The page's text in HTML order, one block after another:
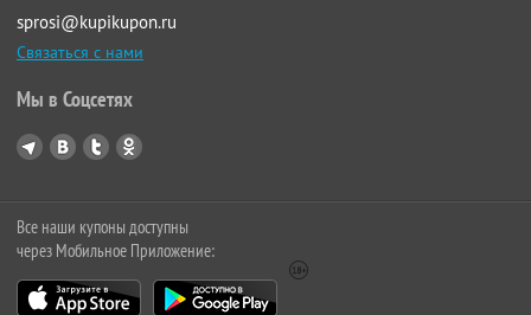
sprosi@kupikupon.ru
Связаться с нами
Мы в Соцсетях
Все наши купоны доступны
через Мобильное Приложение: